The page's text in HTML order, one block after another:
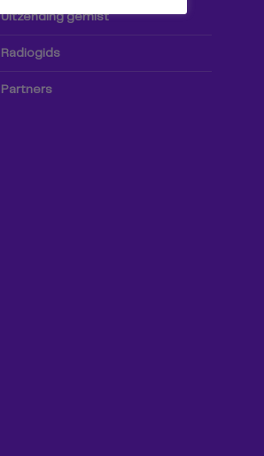
Uitzending gemist
Radiogids
Partners